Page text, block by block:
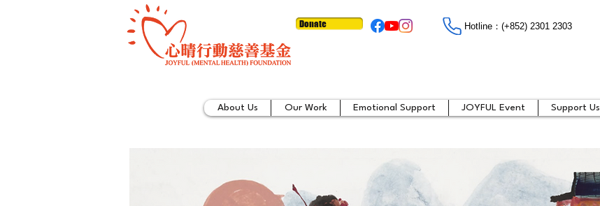
Donate Hotline：​​(+852) 2301 2303
About Us Our Work Emotional Support JOYFUL Event Support Us